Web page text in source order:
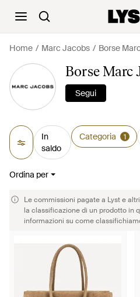
Home Marc Jacobs Borse
Borse Marc
Segui
In
saldo
Categoria 1
Ordina per
Le commissioni pagate a Lyst e
la classificazione di un prodotto in
informazioni su come